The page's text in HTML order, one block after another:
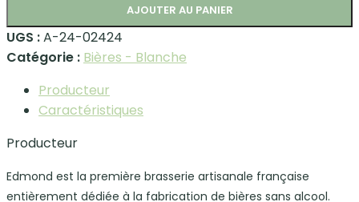
AJOUTER AU PANIER
UGS :A-24-02424
Catégorie : Bières - Blanche
Producteur
Caractéristiques
Producteur
Edmond est la première brasserie artisanale française
entièrement dédiée à la fabrication de bières sans alcool.